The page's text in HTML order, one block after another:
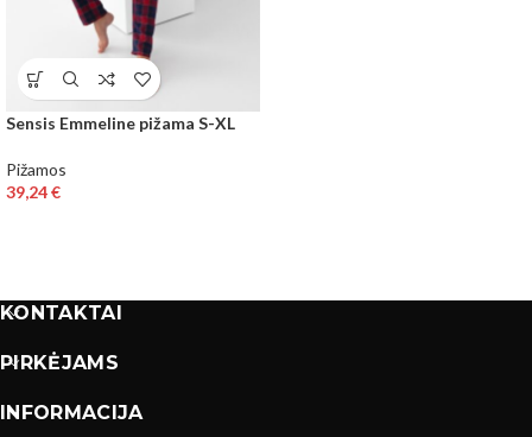
Sensis Emmeline pižama S-XL
Pižamos
39,24€
KONTAKTAI
PIRKĖJAMS
INFORMACIJA